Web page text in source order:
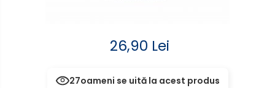
26,90 Lei
27oameni se uită la acest produs